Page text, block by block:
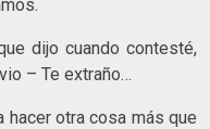
dijo cuando contesté,
– Te extraño…
hacer otra cosa más que